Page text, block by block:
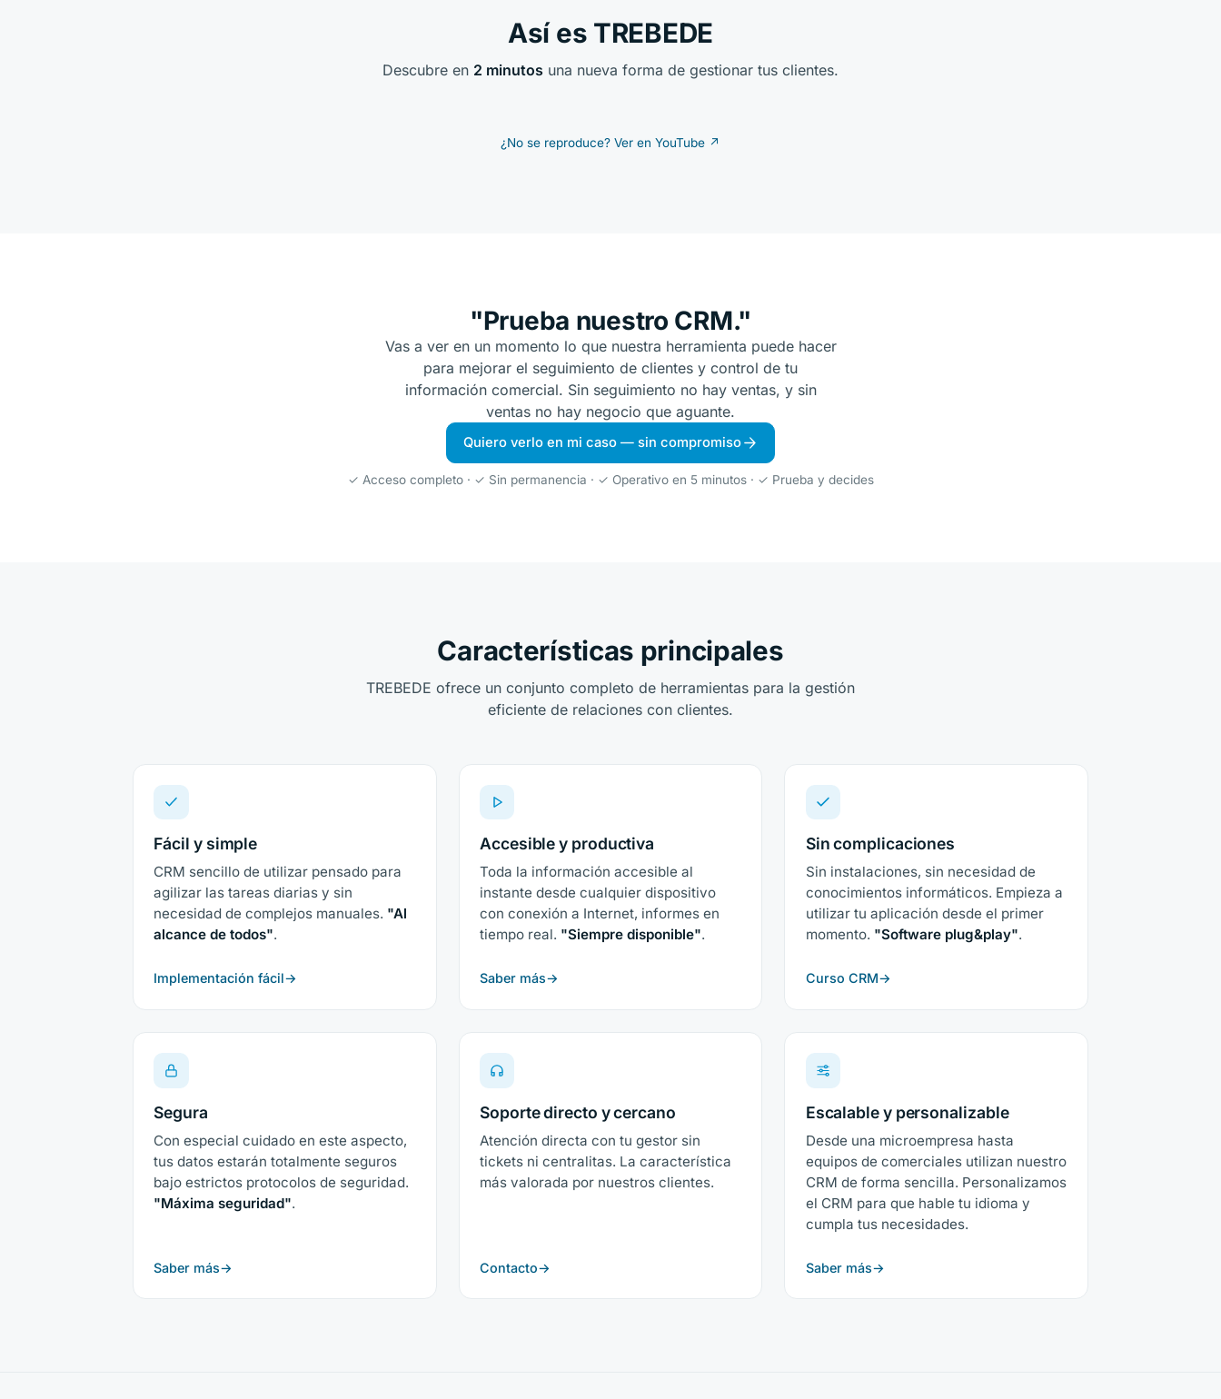
Así es TREBEDE
Descubre en 2 minutos una nueva forma de gestionar tus clientes.
¿No se reproduce? Ver en YouTube ↗
"Prueba nuestro CRM."
Vas a ver en un momento lo que nuestra herramienta puede hacer
para mejorar el seguimiento de clientes y control de tu
información comercial. Sin seguimiento no hay ventas, y sin
ventas no hay negocio que aguante.
Quiero verlo en mi caso — sin compromiso
✓ Acceso completo · ✓ Sin permanencia · ✓ Operativo en 5 minutos · ✓ Prueba y decides
Características principales
TREBEDE ofrece un conjunto completo de herramientas para la gestión
eficiente de relaciones con clientes.
Fácil y simple
CRM sencillo de utilizar pensado para
agilizar las tareas diarias y sin
necesidad de complejos manuales. "Al
alcance de todos".
Implementación fácil
Accesible y productiva
Toda la información accesible al
instante desde cualquier dispositivo
con conexión a Internet, informes en
tiempo real. "Siempre disponible".
Saber más
Sin complicaciones
Sin instalaciones, sin necesidad de
conocimientos informáticos. Empieza a
utilizar tu aplicación desde el primer
momento. "Software plug&play".
Curso CRM
Segura
Con especial cuidado en este aspecto,
tus datos estarán totalmente seguros
bajo estrictos protocolos de seguridad.
"Máxima seguridad".
Saber más
Soporte directo y cercano
Atención directa con tu gestor sin
tickets ni centralitas. La característica
más valorada por nuestros clientes.
Contacto
Escalable y personalizable
Desde una microempresa hasta
equipos de comerciales utilizan nuestro
CRM de forma sencilla. Personalizamos
el CRM para que hable tu idioma y
cumpla tus necesidades.
Saber más